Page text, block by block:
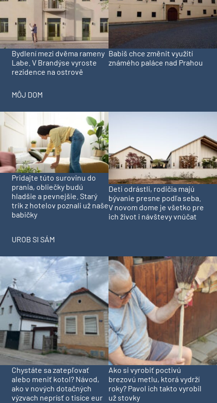
Bydlení mezi dvěma rameny
Labe. V Brandýse vyroste
rezidence na ostrově
Babiš chce změnit využití
známého paláce nad Prahou
MÔJ DOM
Pridajte túto surovinu do
prania, obliečky budú
hladšie a pevnejšie. Starý
trik z hotelov poznali už naše
babičky
Deti odrástli, rodičia majú
bývanie presne podľa seba.
V novom dome je všetko pre
ich život i návštevy vnúčat
UROB SI SÁM
Chystáte sa zatepľovať
alebo meniť kotol? Návod,
ako v nových dotačných
výzvach neprísť o tisíce eur
Ako si vyrobiť poctivú
brezovú metlu, ktorá vydrží
roky? Pavol ich takto vyrobil
už stovky